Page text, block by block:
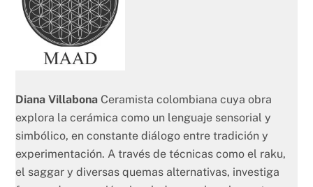
Diana Villabona Ceramista colombiana cuya obra
explora la cerámica como un lenguaje sensorial y
simbólico, en constante diálogo entre tradición y
experimentación. A través de técnicas como el raku,
el saggar y diversas quemas alternativas, investiga